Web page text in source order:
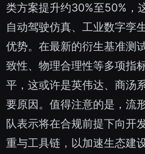
类方案提升约30%至50%，
自动驾驶仿真、工业数字孪
优势。在最新的衍生基准测
致性、物理合理性等多项指
平，这或许是英伟达、商汤
要原因。值得注意的是，流
队表示将在合规前提下向开
重与工具链，以加速生态建设